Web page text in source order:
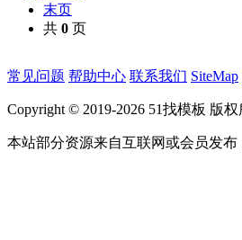
末页
共 0 页
常见问题 帮助中心 联系我们 SiteMap
Copyright © 2019-2026 51找模板 版权
本站部分资源来自互联网或会员发